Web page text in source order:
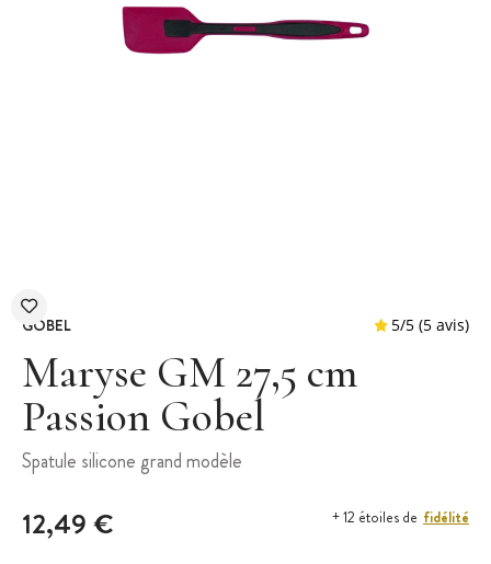
GOBEL
Maryse GM 27,5 cm
Passion Gobel
Spatule silicone grand modèle
12,49 € + 12 étoiles de fidélité